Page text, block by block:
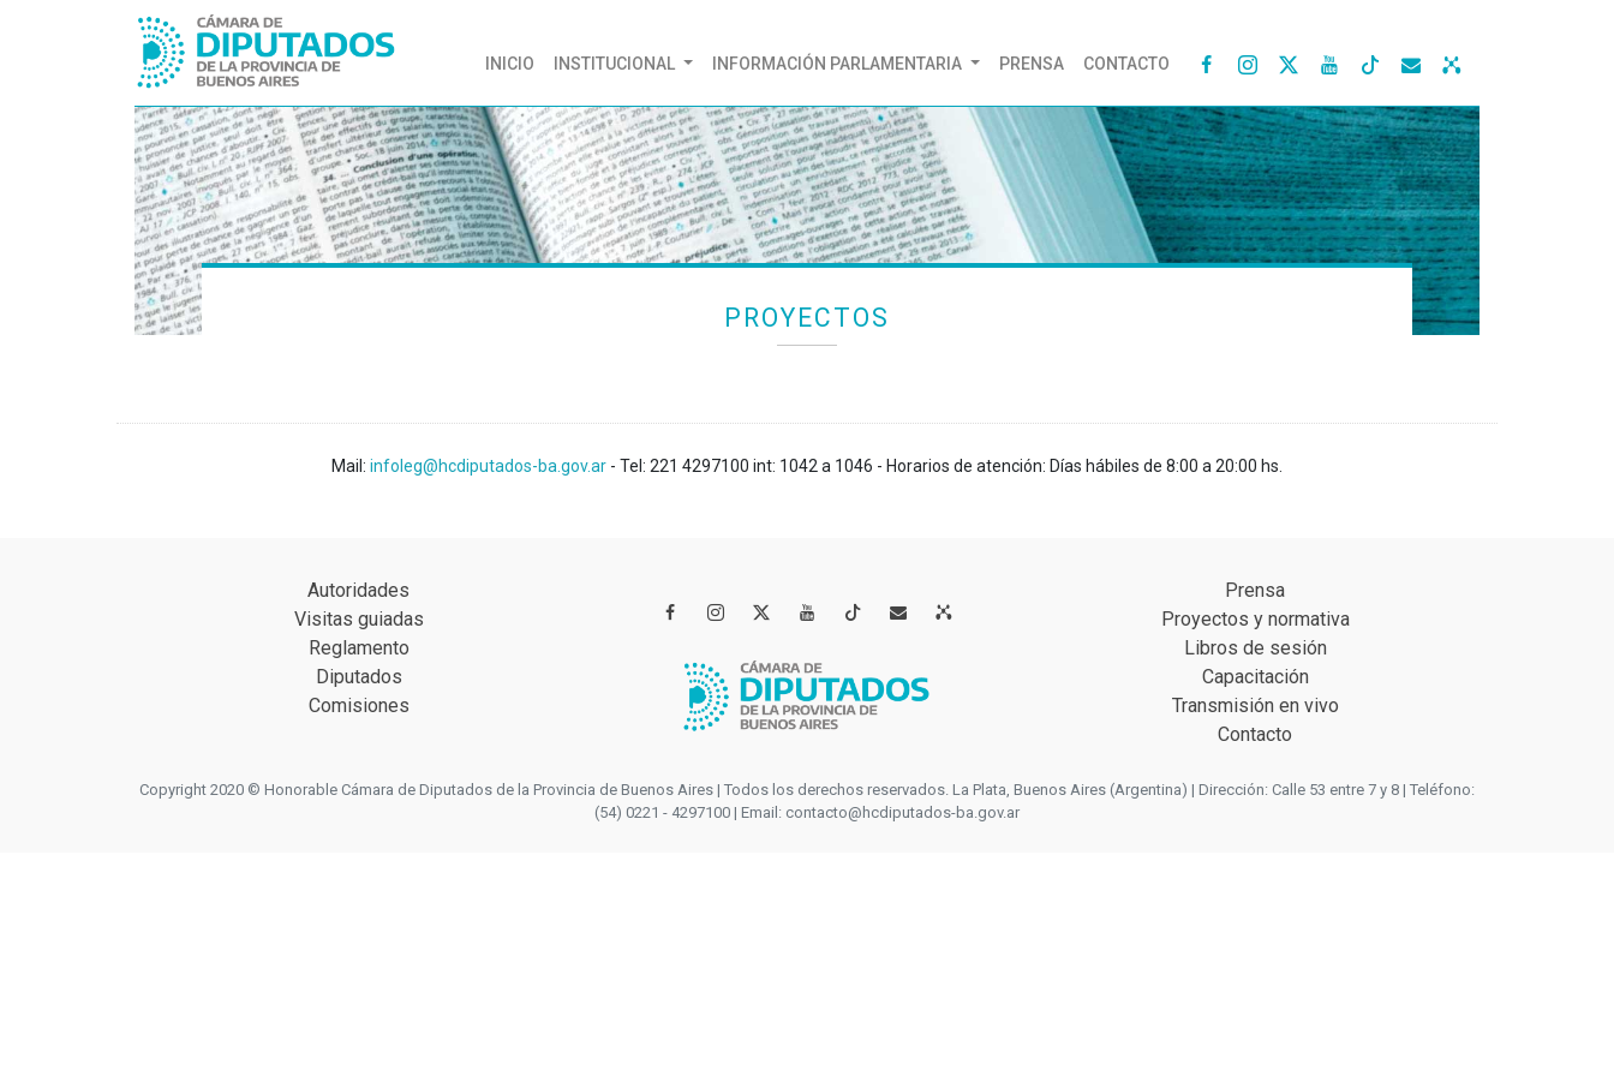
INICIO (CURRENT)
INSTITUCIONAL INFORMACIÓN PARLAMENTARIA PRENSA CONTACTO    
PROYECTOS
Mail: infoleg@hcdiputados-ba.gov.ar - Tel: 221 4297100 int: 1042 a 1046 - Horarios de atención: Días hábiles de 8:00 a 20:00 hs.
Autoridades
Visitas guiadas
Reglamento
Diputados
Comisiones
   
Prensa
Proyectos y normativa
Libros de sesión
Capacitación
Transmisión en vivo
Contacto
Copyright 2020 © Honorable Cámara de Diputados de la Provincia de Buenos Aires | Todos los derechos reservados. La Plata, Buenos Aires (Argentina) | Dirección: Calle 53 entre 7 y 8 | Teléfono:
(54) 0221 - 4297100 | Email: contacto@hcdiputados-ba.gov.ar